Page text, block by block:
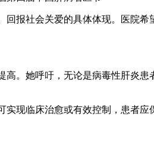
社会关爱的具体体现。医院希
她呼吁，无论是病毒性肝炎患
临床治愈或有效控制，患者应